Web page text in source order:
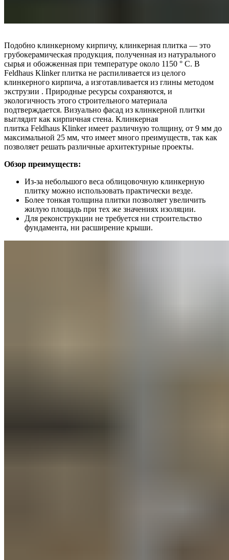
Подобно клинкерному кирпичу, клинкерная плитка — это
грубокерамическая продукция, полученная из натурального
сырья и обожженная при температуре около 1150 ° C. В
Feldhaus Klinker плитка не распиливается из целого
клинкерного кирпича, а изготавливается из глины методом
экструзии . Природные ресурсы сохраняются, и
экологичность этого строительного материала
подтверждается. Визуально фасад из клинкерной плитки
выглядит как кирпичная стена. Клинкерная
плитка Feldhaus Klinker имеет различную толщину, от 9 мм до
максимальной 25 мм, что имеет много преимуществ, так как
позволяет решать различные архитектурные проекты.
Обзор преимуществ:
Из-за небольшого веса облицовочную клинкерную
плитку можно использовать практически везде.
Более тонкая толщина плитки позволяет увеличить
жилую площадь при тех же значениях изоляции.
Для реконструкции не требуется ни строительство
фундамента, ни расширение крыши.